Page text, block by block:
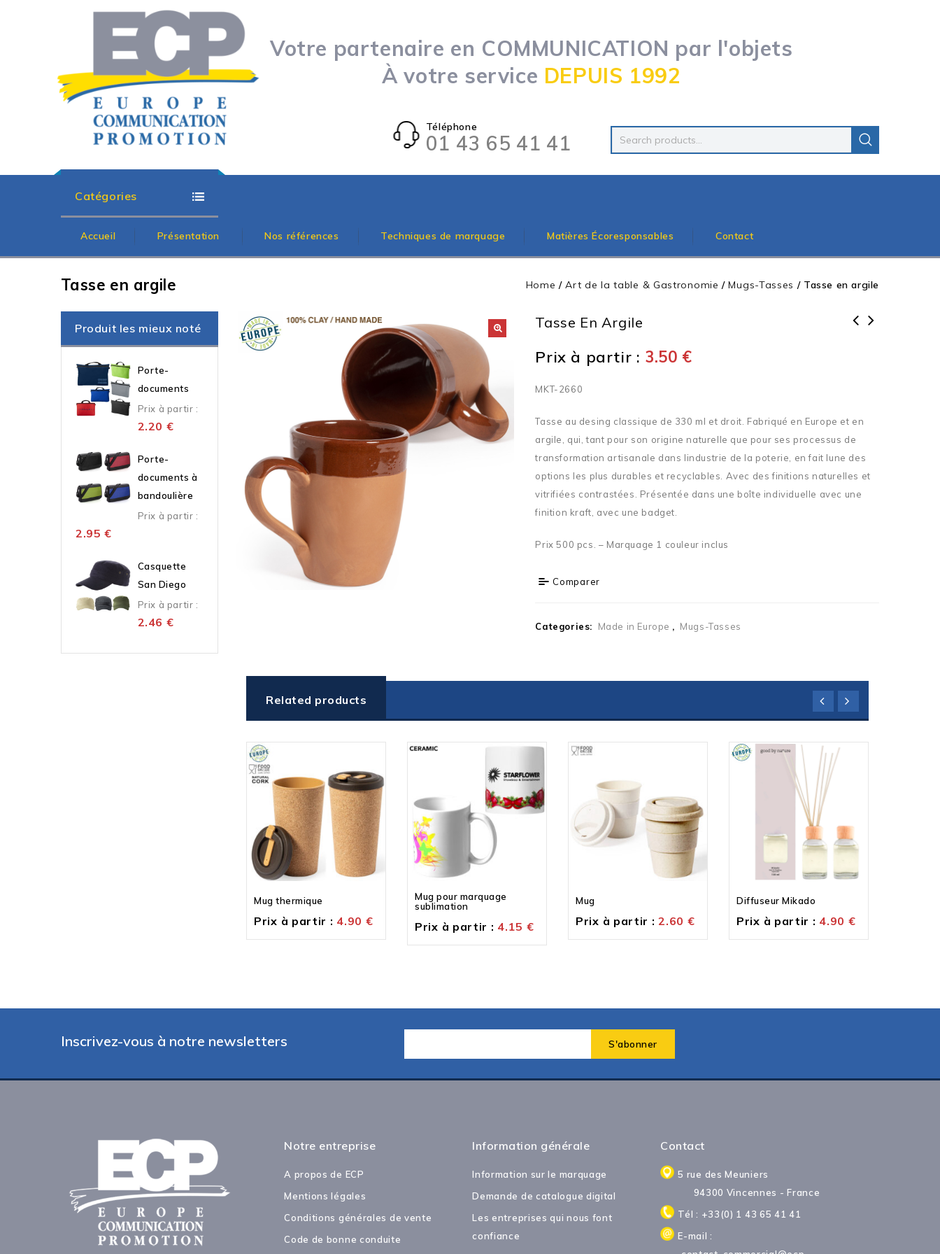
Votre partenaire en COMMUNICATION par l'objets
À votre service DEPUIS 1992
Téléphone
01 43 65 41 41
Catégories
Accueil Présentation Nos références Techniques de marquage Matières Écoresponsables Contact
Tasse en argile Home /Art de la table & Gastronomie /Mugs-Tasses / Tasse en argile
Tasse En Argile
Prix à partir : 3.50 €
MKT-2660
Tasse au desing classique de 330 ml et droit. Fabriqué en Europe et en
argile, qui, tant pour son origine naturelle que pour ses processus de
transformation artisanale dans lindustrie de la poterie, en fait lune des
options les plus durables et recyclables. Avec des finitions naturelles et
vitrifiées contrastées. Présentée dans une boîte individuelle avec une
finition kraft, avec une badget.
Prix 500 pcs. – Marquage 1 couleur inclus
Comparer
Categories: Made in Europe , Mugs-Tasses
Related products
Mug thermique
Prix à partir : 4.90 €
Mug pour marquage
sublimation
Prix à partir : 4.15 €
Mug
Prix à partir : 2.60 €
Diffuseur Mikado
Prix à partir : 4.90 €
Produit les mieux noté
Porte-
documents
Prix à partir :
2.20 €
Porte-
documents à
bandoulière
Prix à partir :
2.95 €
Casquette
San Diego
Prix à partir :
2.46 €
Inscrivez-vous à notre newsletters
Notre entreprise
A propos de ECP
Mentions légales
Conditions générales de vente
Code de bonne conduite
Information générale
Information sur le marquage
Demande de catalogue digital
Les entreprises qui nous font
confiance
Contact
5 rue des Meuniers
94300 Vincennes - France
Tél : +33(0) 1 43 65 41 41
E-mail :